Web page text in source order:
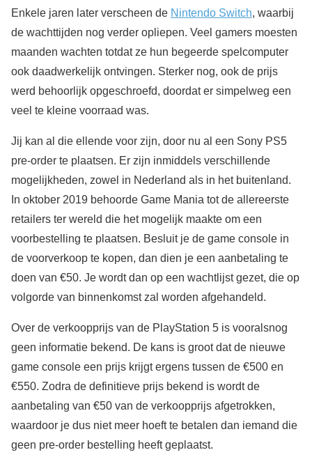
Enkele jaren later verscheen de Nintendo Switch, waarbij
de wachttijden nog verder opliepen. Veel gamers moesten
maanden wachten totdat ze hun begeerde spelcomputer
ook daadwerkelijk ontvingen. Sterker nog, ook de prijs
werd behoorlijk opgeschroefd, doordat er simpelweg een
veel te kleine voorraad was.
Jij kan al die ellende voor zijn, door nu al een Sony PS5
pre-order te plaatsen. Er zijn inmiddels verschillende
mogelijkheden, zowel in Nederland als in het buitenland.
In oktober 2019 behoorde Game Mania tot de allereerste
retailers ter wereld die het mogelijk maakte om een
voorbestelling te plaatsen. Besluit je de game console in
de voorverkoop te kopen, dan dien je een aanbetaling te
doen van €50. Je wordt dan op een wachtlijst gezet, die op
volgorde van binnenkomst zal worden afgehandeld.
Over de verkoopprijs van de PlayStation 5 is vooralsnog
geen informatie bekend. De kans is groot dat de nieuwe
game console een prijs krijgt ergens tussen de €500 en
€550. Zodra de definitieve prijs bekend is wordt de
aanbetaling van €50 van de verkoopprijs afgetrokken,
waardoor je dus niet meer hoeft te betalen dan iemand die
geen pre-order bestelling heeft geplaatst.